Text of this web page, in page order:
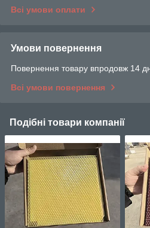
Всі умови оплати
Умови повернення
Повернення товару впродовж 14
Всі умови повернення
Подібні товари компанії